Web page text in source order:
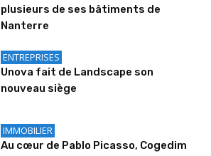
plusieurs de ses bâtiments de
Nanterre
ENTREPRISES
Unova fait de Landscape son
nouveau siège
IMMOBILIER
Au cœur de Pablo Picasso, Cogedim